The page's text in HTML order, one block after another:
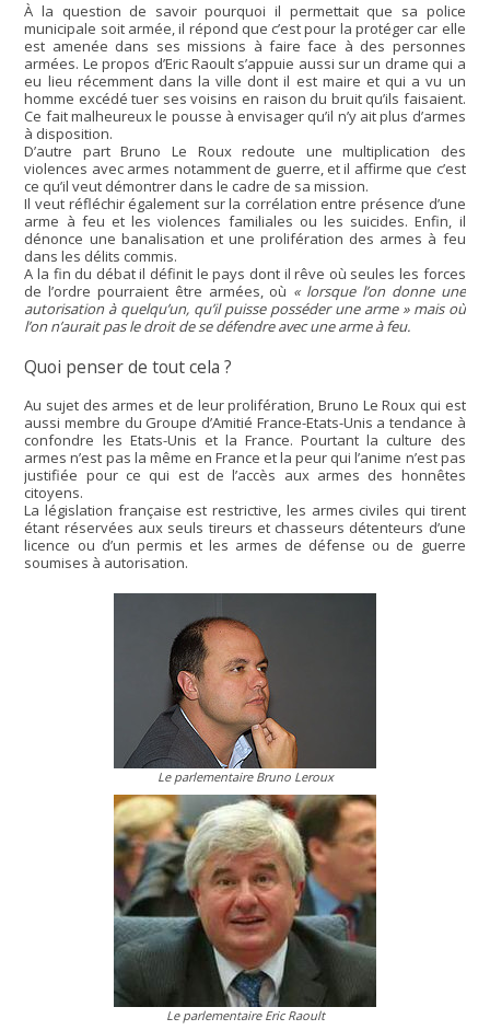
À la question de savoir pourquoi il permettait que sa police
municipale soit armée, il répond que c’est pour la protéger car elle
est amenée dans ses missions à faire face à des personnes
armées. Le propos d’Eric Raoult s’appuie aussi sur un drame qui a
eu lieu récemment dans la ville dont il est maire et qui a vu un
homme excédé tuer ses voisins en raison du bruit qu’ils faisaient.
Ce fait malheureux le pousse à envisager qu’il n’y ait plus d’armes
à disposition.
D’autre part Bruno Le Roux redoute une multiplication des
violences avec armes notamment de guerre, et il affirme que c’est
ce qu’il veut démontrer dans le cadre de sa mission.
Il veut réfléchir également sur la corrélation entre présence d’une
arme à feu et les violences familiales ou les suicides. Enfin, il
dénonce une banalisation et une prolifération des armes à feu
dans les délits commis.
A la fin du débat il définit le pays dont il rêve où seules les forces
de l’ordre pourraient être armées, où « lorsque l’on donne une
autorisation à quelqu’un, qu’il puisse posséder une arme » mais où
l’on n’aurait pas le droit de se défendre avec une arme à feu.
Quoi penser de tout cela ?
Au sujet des armes et de leur prolifération, Bruno Le Roux qui est
aussi membre du Groupe d’Amitié France-Etats-Unis a tendance à
confondre les Etats-Unis et la France. Pourtant la culture des
armes n’est pas la même en France et la peur qui l’anime n’est pas
justifiée pour ce qui est de l’accès aux armes des honnêtes
citoyens.
La législation française est restrictive, les armes civiles qui tirent
étant réservées aux seuls tireurs et chasseurs détenteurs d’une
licence ou d’un permis et les armes de défense ou de guerre
soumises à autorisation.
Le parlementaire Bruno Leroux
Le parlementaire Eric Raoult